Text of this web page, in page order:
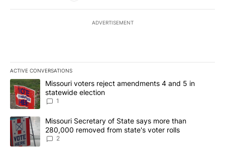
ADVERTISEMENT
ACTIVE CONVERSATIONS
The following is a list of the most commented articles in the last
A trending article titled "Missouri voters reject amendments 4
Missouri voters reject amendments 4 and 5 in
statewide election
1
A trending article titled "Missouri Secretary of State says more
Missouri Secretary of State says more than
280,000 removed from state's voter rolls
2